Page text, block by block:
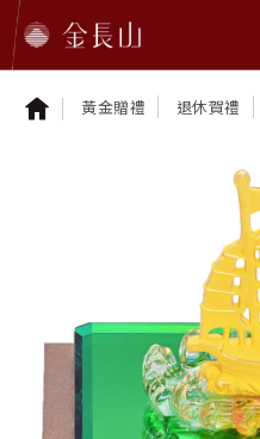
鉑金首飾
黃金贈禮
黃金贈禮 退休賀禮